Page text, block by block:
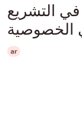
التشريع
الخصوصية
ar